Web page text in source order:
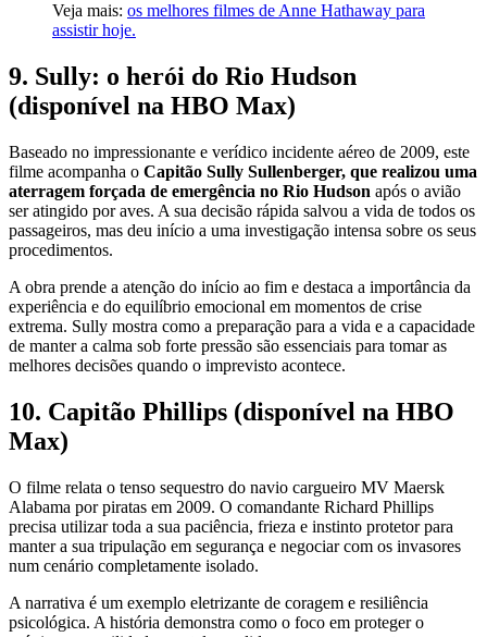
Veja mais: os melhores filmes de Anne Hathaway para
assistir hoje.
9. Sully: o herói do Rio Hudson
(disponível na HBO Max)
Baseado no impressionante e verídico incidente aéreo de 2009, este
filme acompanha o Capitão Sully Sullenberger, que realizou uma
aterragem forçada de emergência no Rio Hudson após o avião
ser atingido por aves. A sua decisão rápida salvou a vida de todos os
passageiros, mas deu início a uma investigação intensa sobre os seus
procedimentos.
A obra prende a atenção do início ao fim e destaca a importância da
experiência e do equilíbrio emocional em momentos de crise
extrema. Sully mostra como a preparação para a vida e a capacidade
de manter a calma sob forte pressão são essenciais para tomar as
melhores decisões quando o imprevisto acontece.
10. Capitão Phillips (disponível na HBO
Max)
O filme relata o tenso sequestro do navio cargueiro MV Maersk
Alabama por piratas em 2009. O comandante Richard Phillips
precisa utilizar toda a sua paciência, frieza e instinto protetor para
manter a sua tripulação em segurança e negociar com os invasores
num cenário completamente isolado.
A narrativa é um exemplo eletrizante de coragem e resiliência
psicológica. A história demonstra como o foco em proteger o